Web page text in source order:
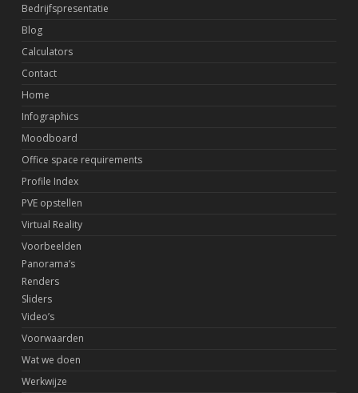
Bedrijfspresentatie
Blog
Calculators
Contact
Home
Infographics
Moodboard
Office space requirements
Profile Index
PVE opstellen
Virtual Reality
Voorbeelden
Panorama’s
Renders
Sliders
Video’s
Voorwaarden
Wat we doen
Werkwijze